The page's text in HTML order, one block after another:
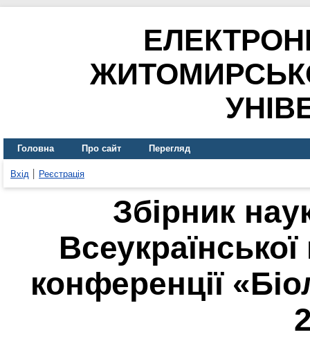
Головна Про сайт Перегляд
Вхід Реєстрація
Збірник
конференції